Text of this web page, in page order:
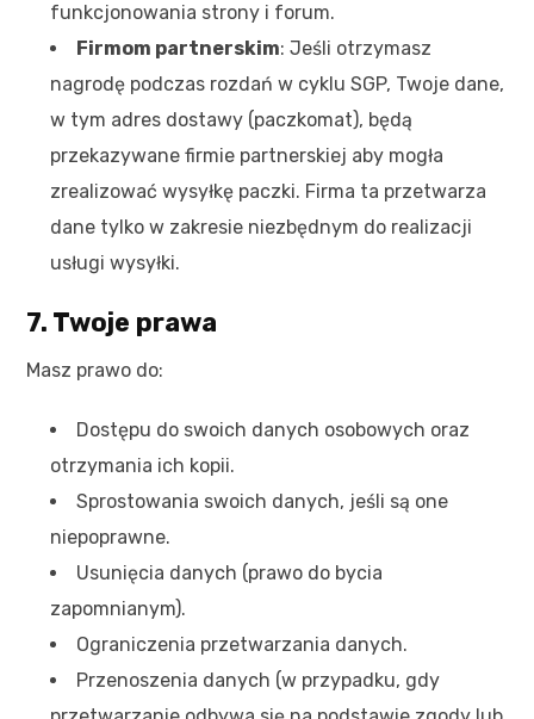
funkcjonowania strony i forum.
Firmom partnerskim: Jeśli otrzymasz
nagrodę podczas rozdań w cyklu SGP, Twoje dane,
w tym adres dostawy (paczkomat), będą
przekazywane firmie partnerskiej aby mogła
zrealizować wysyłkę paczki. Firma ta przetwarza
dane tylko w zakresie niezbędnym do realizacji
usługi wysyłki.
7. Twoje prawa
Masz prawo do:
Dostępu do swoich danych osobowych oraz
otrzymania ich kopii.
Sprostowania swoich danych, jeśli są one
niepoprawne.
Usunięcia danych (prawo do bycia
zapomnianym).
Ograniczenia przetwarzania danych.
Przenoszenia danych (w przypadku, gdy